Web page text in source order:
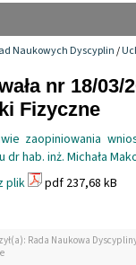
Naukowych Dyscyplin/
nr 18/
Fizyczne
zaopiniowania
dr hab. inż. Michała
plik
pdf 237,68 kB
Rada Naukowa